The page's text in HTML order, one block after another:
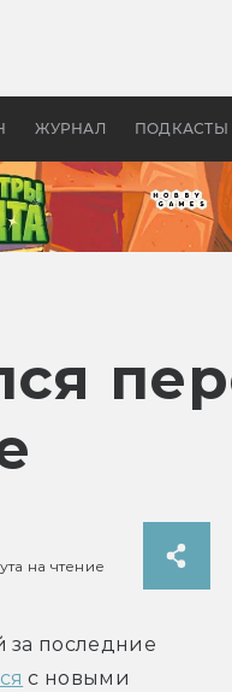
ЖУРНАЛ ПОДКАСТЫ
Древней Грецией
на чтение
за последние
с новыми